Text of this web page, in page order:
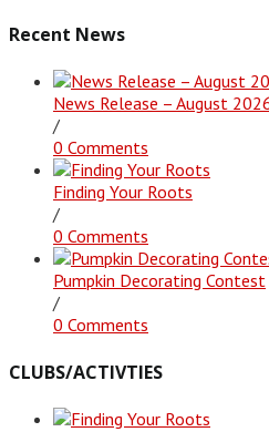
Recent News
News Release – August
/
0 Comments
Finding Your Roots
/
0 Comments
Pumpkin Decorating Contest
/
0 Comments
CLUBS/ACTIVTIES